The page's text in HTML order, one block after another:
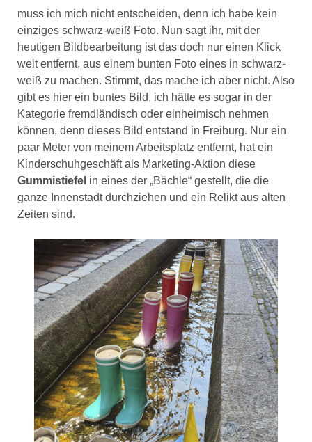
muss ich mich nicht entscheiden, denn ich habe kein
einziges schwarz-weiß Foto. Nun sagt ihr, mit der
heutigen Bildbearbeitung ist das doch nur einen Klick
weit entfernt, aus einem bunten Foto eines in schwarz-
weiß zu machen. Stimmt, das mache ich aber nicht. Also
gibt es hier ein buntes Bild, ich hätte es sogar in der
Kategorie fremdländisch oder einheimisch nehmen
können, denn dieses Bild entstand in Freiburg. Nur ein
paar Meter von meinem Arbeitsplatz entfernt, hat ein
Kinderschuhgeschäft als Marketing-Aktion diese
Gummistiefel in eines der „Bächle“ gestellt, die die
ganze Innenstadt durchziehen und ein Relikt aus alten
Zeiten sind.